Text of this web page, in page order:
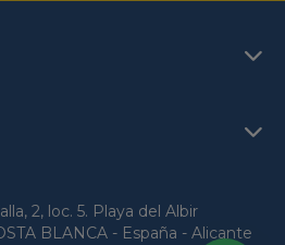
2, loc. 5. Playa del Albir
BLANCA - España - Alicante